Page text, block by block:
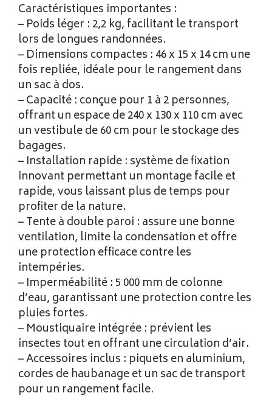
Caractéristiques importantes :
– Poids léger : 2,2 kg, facilitant le transport
lors de longues randonnées.
– Dimensions compactes : 46 x 15 x 14 cm une
fois repliée, idéale pour le rangement dans
un sac à dos.
– Capacité : conçue pour 1 à 2 personnes,
offrant un espace de 240 x 130 x 110 cm avec
un vestibule de 60 cm pour le stockage des
bagages.
– Installation rapide : système de fixation
innovant permettant un montage facile et
rapide, vous laissant plus de temps pour
profiter de la nature.
– Tente à double paroi : assure une bonne
ventilation, limite la condensation et offre
une protection efficace contre les
intempéries.
– Imperméabilité : 5 000 mm de colonne
d’eau, garantissant une protection contre les
pluies fortes.
– Moustiquaire intégrée : prévient les
insectes tout en offrant une circulation d’air.
– Accessoires inclus : piquets en aluminium,
cordes de haubanage et un sac de transport
pour un rangement facile.